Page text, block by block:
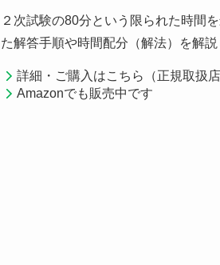
２次試験の80分という限られた時間
た解答手順や時間配分（解法）を解説
詳細・ご購入はこちら（正規取扱
Amazonでも販売中です